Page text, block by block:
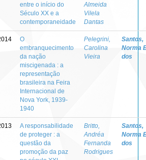
entre o início do
Século XX e a
contemporaneidade
Almeida
Vilela
Dantas
O
embranquecimento
da nação
miscigenada : a
representação
brasileira na Feira
Internacional de
Nova York, 1939-
1940
Pelegrini,
Carolina
Vieira
Santos,
Norma
dos
A responsabilidade
de proteger : a
questão da
promoção da paz
Britto,
Andréa
Fernanda
Rodrigues
Santos,
Norma
dos